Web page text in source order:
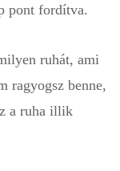
pont fordítva.
ruhát, ami
ragyogsz benne,
a ruha illik